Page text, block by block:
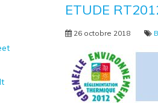
ETUDE
26 octobre 2018